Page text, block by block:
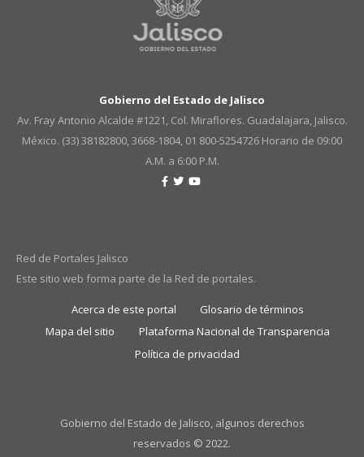
Gobierno del Estado de Jalisco
Av. Fray Antonio Alcalde #1221, Col. Miraflores. Guadalajara, Jalisco.
México. (33) 38182800, 3668-1804, 01 800-5254726 Horario de 09:00
A.M. a 6:00 P.M.
Red de Portales Jalisco
Este sitio web forma parte de la Red de portales.
Acerca de este portal
Glosario de términos
Mapa del sitio
Plataforma Nacional de Transparencia
Política de privacidad
Gobierno del Estado de Jalisco, algunos derechos
reservados © 2022.